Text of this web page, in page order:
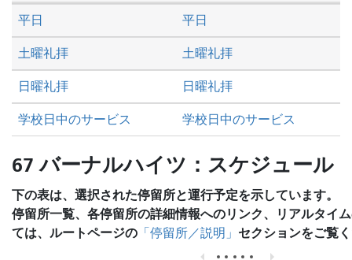
か
土曜礼拝 土曜礼拝
日曜礼拝 日曜礼拝
平日 平日
学校日中のサービス 学校日中のサービス
67 バーナルハイツ：スケジュール
下の表は、選択された停留所と運行予定を示しています。
停留所一覧、各停留所の詳細情報へのリンク、リアルタイ
ては、ルートページの 「停留所／説明」 セクションをご覧